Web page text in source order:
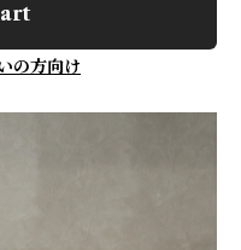
の方向け